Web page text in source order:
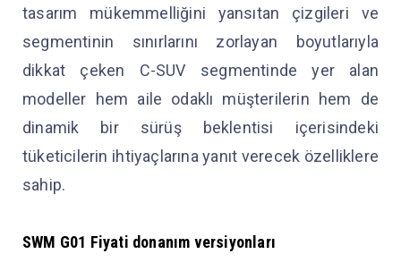
tasarım mükemmelliğini yansıtan çizgileri ve
segmentinin sınırlarını zorlayan boyutlarıyla
dikkat çeken C-SUV segmentinde yer alan
modeller hem aile odaklı müşterilerin hem de
dinamik bir sürüş beklentisi içerisindeki
tüketicilerin ihtiyaçlarına yanıt verecek özelliklere
sahip.
SWM G01 Fiyati donanım versiyonları